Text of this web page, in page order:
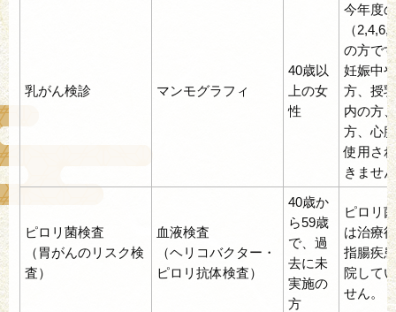
乳がん検診 マンモグラフィ
40歳以
上の女
性
今年度
（
の方で
妊娠中
方、授
内の方
方、心
使用さ
きませ
ピロリ菌検査
（胃がんのリスク検
査）
血液検査
（ヘリコバクター・
ピロリ抗体検査）
40歳か
ら59歳
で、過
去に未
実施の
方
ピロリ
は治療
指腸疾
院して
せん。